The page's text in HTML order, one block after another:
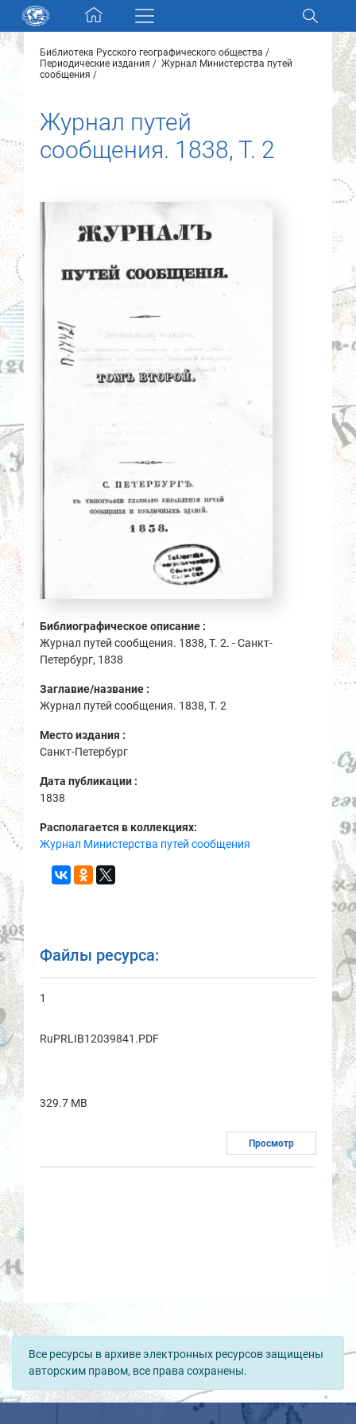
Skip navigation
Разделы и коллекции
Новости
О нас
Контакты
Партнеры
Библиотека Русского географического общества
Периодические издания
Журнал Министерства путей
сообщения
Журнал путей
сообщения. 1838, Т. 2
Библиографическое описание :
Журнал путей сообщения. 1838, Т. 2. - Санкт-
Петербург, 1838
Заглавие/название :
Журнал путей сообщения. 1838, Т. 2
Место издания :
Санкт-Петербург
Дата публикации :
1838
Располагается в коллекциях:
Журнал Министерства путей сообщения
Файлы ресурса:
1
RuPRLIB12039841.PDF
329.7 MB
Просмотр
Все ресурсы в архиве электронных ресурсов защищены
авторским правом, все права сохранены.